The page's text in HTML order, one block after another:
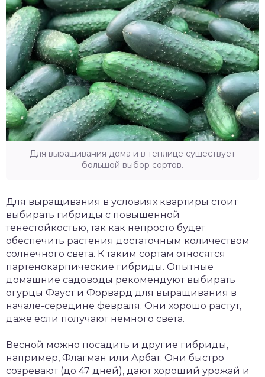
Для выращивания дома и в теплице существует
большой выбор сортов.
Для выращивания в условиях квартиры стоит
выбирать гибриды с повышенной
тенестойкостью, так как непросто будет
обеспечить растения достаточным количеством
солнечного света. К таким сортам относятся
партенокарпические гибриды. Опытные
домашние садоводы рекомендуют выбирать
огурцы Фауст и Форвард для выращивания в
начале-середине февраля. Они хорошо растут,
даже если получают немного света.
Весной можно посадить и другие гибриды,
например, Флагман или Арбат. Они быстро
созревают (до 47 дней), дают хороший урожай и